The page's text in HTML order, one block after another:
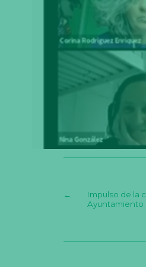
←
Impulso de la
Ayuntamiento